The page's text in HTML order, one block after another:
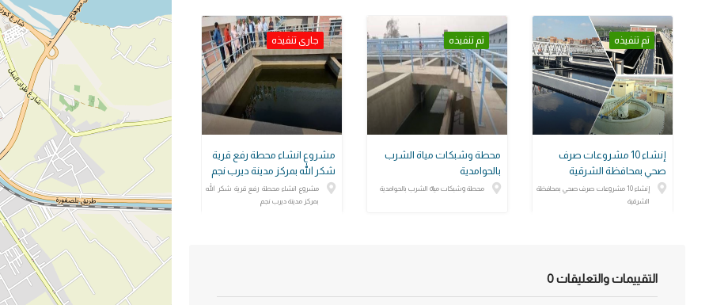
جارى تنفيذه
مشروع انشاء محطة رفع قرية
شكر الله بمركز مدينة ديرب نجم
مشروع انشاء محطة رفع قرية شكر الله
بمركز مدينة ديرب نجم
تم تنفيذه
محطة وشبكات مياة الشرب
بالحوامدية
محطة وشبكات مياة الشرب بالحوامدية
تم تنفيذه
إنشاء 10 مشروعات صرف
صحي بمحافظة الشرقية
إنشاء 10 مشروعات صرف صحي بمحافظة
الشرقية
التقييمات والتعليقات0